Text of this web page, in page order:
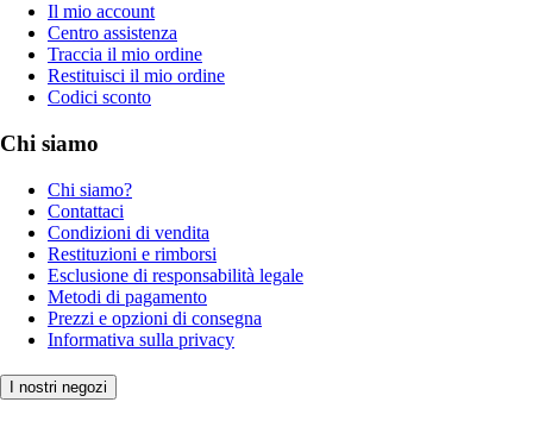
Il mio account
Centro assistenza
Traccia il mio ordine
Restituisci il mio ordine
Codici sconto
Chi siamo
Chi siamo?
Contattaci
Condizioni di vendita
Restituzioni e rimborsi
Esclusione di responsabilità legale
Metodi di pagamento
Prezzi e opzioni di consegna
Informativa sulla privacy
I nostri negozi